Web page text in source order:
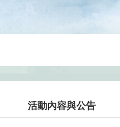
活動內容與公告